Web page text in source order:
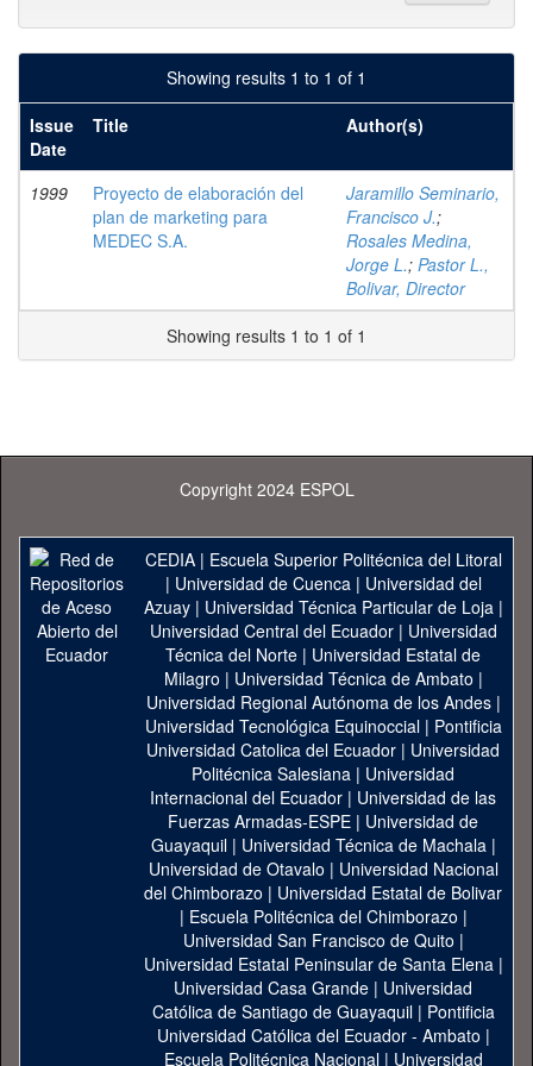
Showing results 1 to 1 of 1
Issue
Date
Title Author(s)
1999
Proyecto de elaboración del
plan de marketing para
MEDEC S.A.
Jaramillo Seminario,
Francisco J.;
Rosales Medina,
Jorge L.; Pastor L.,
Bolivar, Director
Showing results 1 to 1 of 1
Copyright 2024 ESPOL
CEDIA| Escuela Superior Politécnica del Litoral
| Universidad de Cuenca| Universidad del
Azuay| Universidad Técnica Particular de Loja|
Universidad Central del Ecuador| Universidad
Técnica del Norte | Universidad Estatal de
Milagro | Universidad Técnica de Ambato |
Universidad Regional Autónoma de los Andes|
Universidad Tecnológica Equinoccial| Pontificia
Universidad Catolica del Ecuador | Universidad
Politécnica Salesiana | Universidad
Internacional del Ecuador | Universidad de las
Fuerzas Armadas-ESPE | Universidad de
Guayaquil| Universidad Técnica de Machala|
Universidad de Otavalo | Universidad Nacional
del Chimborazo | Universidad Estatal de Bolivar
| Escuela Politécnica del Chimborazo |
Universidad San Francisco de Quito |
Universidad Estatal Peninsular de Santa Elena|
Universidad Casa Grande | Universidad
Católica de Santiago de Guayaquil| Pontificia
Universidad Católica del Ecuador - Ambato |
Escuela Politécnica Nacional| Universidad